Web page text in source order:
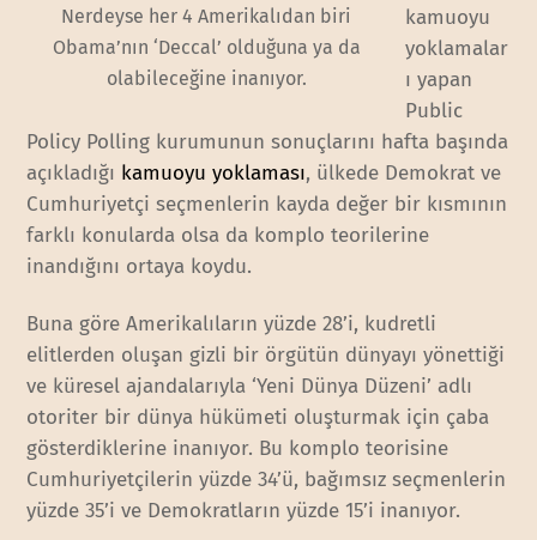
Nerdeyse her 4 Amerikalıdan biri
Obama’nın ‘Deccal’ olduğuna ya da
olabileceğine inanıyor.
kamuoyu
yoklamalar
ı yapan
Public
Policy Polling kurumunun sonuçlarını hafta başında
açıkladığı kamuoyu yoklaması, ülkede Demokrat ve
Cumhuriyetçi seçmenlerin kayda değer bir kısmının
farklı konularda olsa da komplo teorilerine
inandığını ortaya koydu.
Buna göre Amerikalıların yüzde 28’i, kudretli
elitlerden oluşan gizli bir örgütün dünyayı yönettiği
ve küresel ajandalarıyla ‘Yeni Dünya Düzeni’ adlı
otoriter bir dünya hükümeti oluşturmak için çaba
gösterdiklerine inanıyor. Bu komplo teorisine
Cumhuriyetçilerin yüzde 34’ü, bağımsız seçmenlerin
yüzde 35’i ve Demokratların yüzde 15’i inanıyor.